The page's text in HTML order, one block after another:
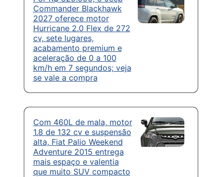
Commander Blackhawk
2027 oferece motor
Hurricane 2.0 Flex de 272
cv, sete lugares,
acabamento premium e
aceleração de 0 a 100
km/h em 7 segundos; veja
se vale a compra
Com 460L de mala, motor
1.8 de 132 cv e suspensão
alta, Fiat Palio Weekend
Adventure 2015 entrega
mais espaço e valentia
que muito SUV compacto